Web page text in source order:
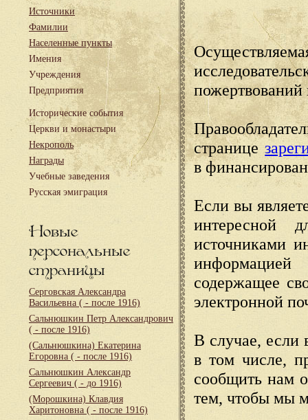
Источники
Фамилии
Населенные пункты
Имения
Учреждения
Предприятия
Исторические события
Церкви и монастыри
Некрополь
Награды
Учебные заведения
Русская эмиграция
Новые
персональные
страницы
Серговская Александра
Васильевна ( - после 1916)
Сальнюшкин Петр Александрович
( - после 1916)
(Сальнюшкина) Екатерина
Егоровна ( - после 1916)
Сальнюшкин Александр
Сергеевич ( - до 1916)
(Морошкина) Клавдия
Харитоновна ( - после 1916)
пожертвований
странице
в
Если вы
интересной
источниками
содержащее
электронной
В случае, если
в том числе,
сообщить нам
тем, чтобы мы